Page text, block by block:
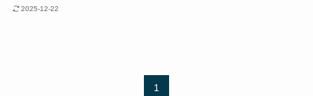
2025-12-22
1